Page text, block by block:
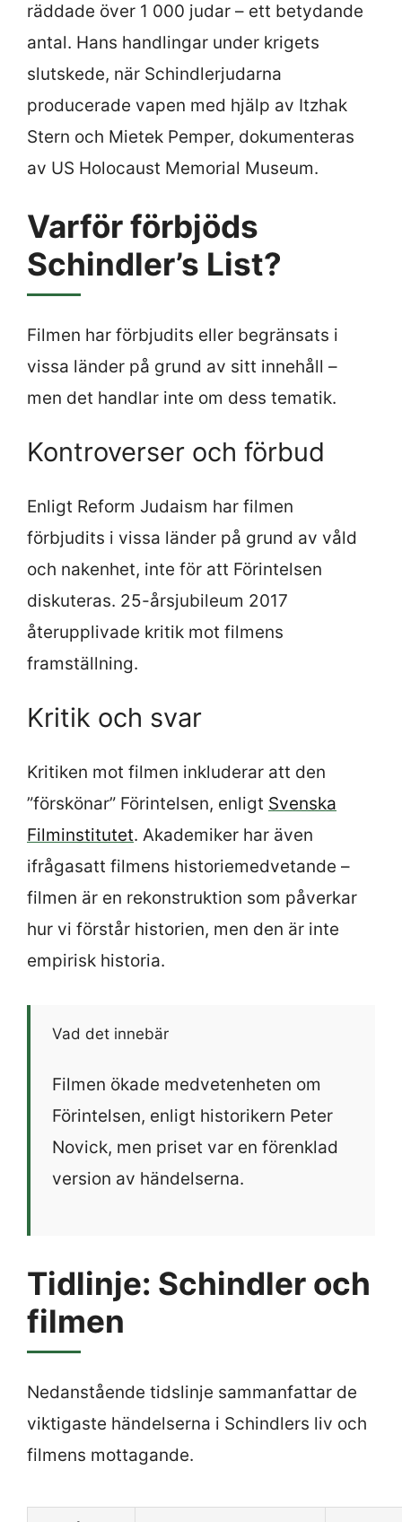
räddade över 1 000 judar – ett betydande
antal. Hans handlingar under krigets
slutskede, när Schindlerjudarna
producerade vapen med hjälp av Itzhak
Stern och Mietek Pemper, dokumenteras
av US Holocaust Memorial Museum.
Varför förbjöds
Schindler’s List?
Filmen har förbjudits eller begränsats i
vissa länder på grund av sitt innehåll –
men det handlar inte om dess tematik.
Kontroverser och förbud
Enligt Reform Judaism har filmen
förbjudits i vissa länder på grund av våld
och nakenhet, inte för att Förintelsen
diskuteras. 25-årsjubileum 2017
återupplivade kritik mot filmens
framställning.
Kritik och svar
Kritiken mot filmen inkluderar att den
”förskönar” Förintelsen, enligt Svenska
Filminstitutet. Akademiker har även
ifrågasatt filmens historiemedvetande –
filmen är en rekonstruktion som påverkar
hur vi förstår historien, men den är inte
empirisk historia.
Vad det innebär
Filmen ökade medvetenheten om
Förintelsen, enligt historikern Peter
Novick, men priset var en förenklad
version av händelserna.
Tidlinje: Schindler och
filmen
Nedanstående tidslinje sammanfattar de
viktigaste händelserna i Schindlers liv och
filmens mottagande.